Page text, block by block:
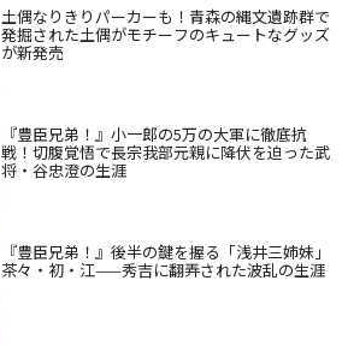
土偶なりきりパーカーも！青森の縄文遺跡群で
発掘された土偶がモチーフのキュートなグッズ
が新発売
『豊臣兄弟！』小一郎の5万の大軍に徹底抗
戦！切腹覚悟で長宗我部元親に降伏を迫った武
将・谷忠澄の生涯
『豊臣兄弟！』後半の鍵を握る「浅井三姉妹」
茶々・初・江——秀吉に翻弄された波乱の生涯